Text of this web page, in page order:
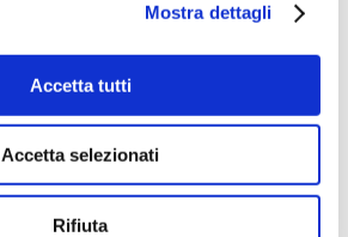
Mostra dettagli
Accetta tutti
Accetta selezionati
Rifiuta